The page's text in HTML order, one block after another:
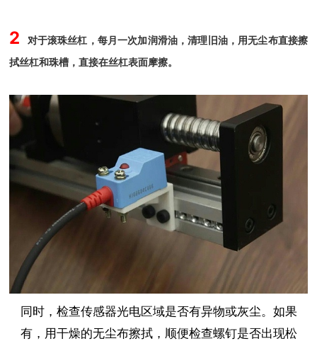
2
对于滚珠丝杠，每月一次加润滑油，清理旧油，用无尘布直接擦
拭丝杠和珠槽，直接在丝杠表面摩擦。
同时，检查传感器光电区域是否有异物或灰尘。如果
有，用干燥的无尘布擦拭，顺便检查螺钉是否出现松